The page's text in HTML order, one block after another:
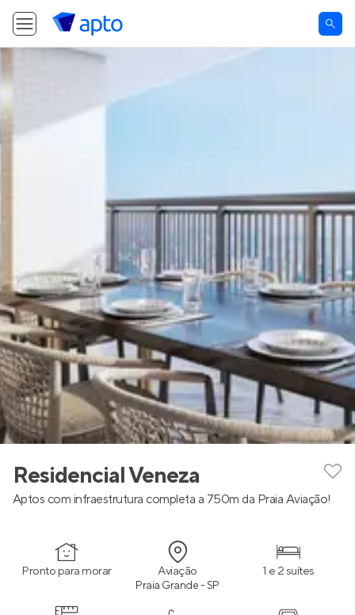
Residencial Veneza
Aptos com infraestrutura completa a 750m da Praia Aviação!
Pronto para morar Aviação
Praia Grande - SP
1 e 2 suítes